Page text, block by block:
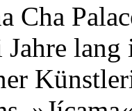
Cha